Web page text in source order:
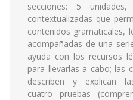
secciones: 5
contextualizadas que
contenidos gramaticales,
acompañadas de una
ayuda con los recursos
para llevarlas a cabo; las
describen y explican
cuatro pruebas